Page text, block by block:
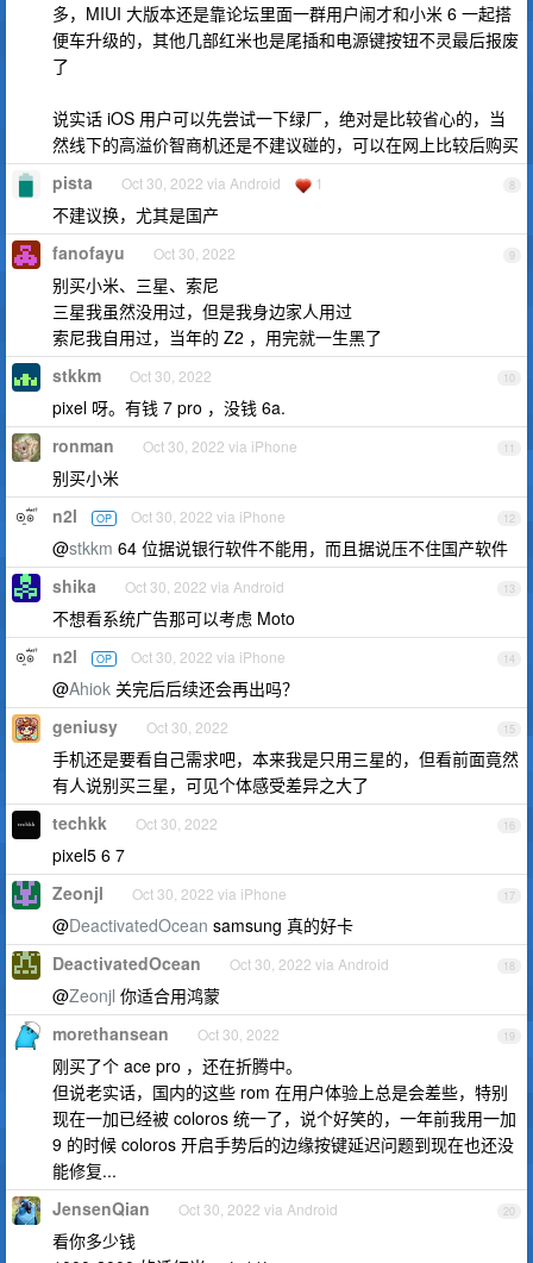
多，MIUI 大版本还是靠论坛里面一群用户闹才和小米 6 一起搭
便车升级的，其他几部红米也是尾插和电源键按钮不灵最后报废
了
说实话 iOS 用户可以先尝试一下绿厂，绝对是比较省心的，当
然线下的高溢价智商机还是不建议碰的，可以在网上比较后购买
8
pista Oct 30, 2022 via Android 1
不建议换，尤其是国产
9
fanofayu Oct 30, 2022
别买小米、三星、索尼
三星我虽然没用过，但是我身边家人用过
索尼我自用过，当年的 Z2 ，用完就一生黑了
10
stkkm Oct 30, 2022
pixel 呀。有钱 7 pro ，没钱 6a.
11
ronman Oct 30, 2022 via iPhone
别买小米
12
n2l OP Oct 30, 2022 via iPhone
@stkkm 64 位据说银行软件不能用，而且据说压不住国产软件
13
shika Oct 30, 2022 via Android
不想看系统广告那可以考虑 Moto
14
n2l OP Oct 30, 2022 via iPhone
@Ahiok 关完后后续还会再出吗？
15
geniusy Oct 30, 2022
手机还是要看自己需求吧，本来我是只用三星的，但看前面竟然
有人说别买三星，可见个体感受差异之大了
16
techkk Oct 30, 2022
pixel5 6 7
17
Zeonjl Oct 30, 2022 via iPhone
@DeactivatedOcean samsung 真的好卡
18
DeactivatedOcean Oct 30, 2022 via Android
@Zeonjl 你适合用鸿蒙
19
morethansean Oct 30, 2022
刚买了个 ace pro ，还在折腾中。
但说老实话，国内的这些 rom 在用户体验上总是会差些，特别
现在一加已经被 coloros 统一了，说个好笑的，一年前我用一加
9 的时候 coloros 开启手势后的边缘按键延迟问题到现在也还没
能修复...
20
JensenQian Oct 30, 2022 via Android
看你多少钱